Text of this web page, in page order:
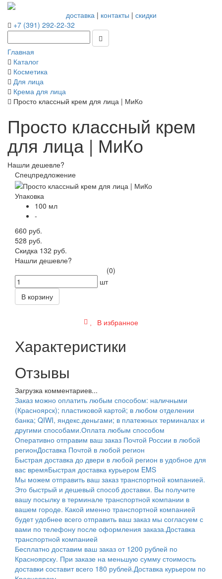
доставка| контакты | скидки
+7 (391) 292-22-32
Главная
Каталог
Косметика
Для лица
Крема для лица
Просто классный крем для лица | МиКо
Просто классный крем
для лица | МиКо
Нашли дешевле?
Спецпредложение
Упаковка
100 мл
-
660 руб.
528 руб.
Скидка 132 руб.
Нашли дешевле?
(0)
шт
В корзину
В избранное
Характеристики
Отзывы
Загрузка комментариев...
Заказ можно оплатить любым способом: наличными
(Красноярск); пластиковой картой; в любом отделении
банка; QIWI, яндекс.деньгами; в платежных терминалах и
другими способами.Оплата любым способом
Оперативно отправим ваш заказ Почтой России в любой
регионДоставка Почтой в любой регион
Быстрая доставка до двери в любой регион в удобное для
вас времяБыстрая доставка курьером EMS
Мы можем отправить ваш заказ транспортной компанией.
Это быстрый и дешевый способ доставки. Вы получите
вашу посылку в терминале транспортной компании в
вашем городе. Какой именно транспортной компанией
будет удобнее всего отправить ваш заказ мы согласуем с
вами по телефону после оформления заказа.Доставка
транспортной компанией
Бесплатно доставим ваш заказ от 1200 рублей по
Красноярску. При заказе на меньшую сумму стоимость
доставки составит всего 180 рублей.Доставка курьером по